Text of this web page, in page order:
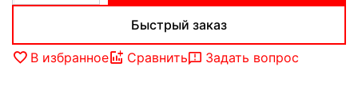
Быстрый заказ
В избранное Сравнить Задать вопрос